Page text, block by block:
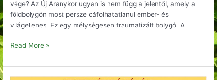
vége? Az Új Aranykor ugyan is nem függ a jelentől, amely a
földbolygón most persze cáfolhatatlanul ember- és
világellenes. Ez egy mélységesen traumatizált bolygó. A
Read More »